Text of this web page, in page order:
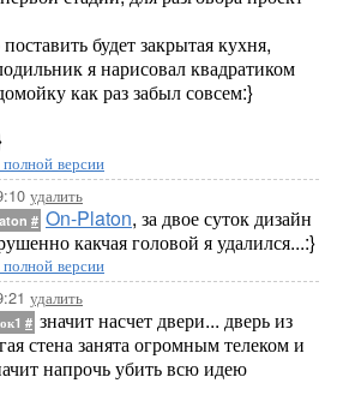
будет закрытая кухня,
я нарисовал квадратиком
как раз забыл совсем:}
версии
удалить
# On-Platon, за двое суток дизайн
какчая головой я удалился...:}
версии
удалить
# значит насчет двери... дверь из
стена занята огромным телеком и
напрочь убить всю идею